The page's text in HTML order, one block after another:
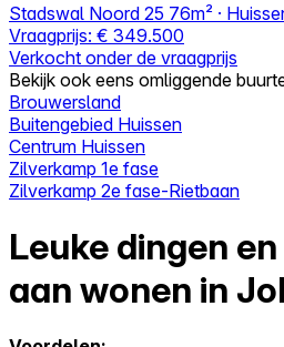
Stadswal Noord 25 76m² ·
Vraagprijs: € 349.500
Verkocht onder de vraagprijs
Bekijk ook eens omliggende
Brouwersland
Buitengebied Huissen
Centrum Huissen
Zilverkamp 1e fase
Zilverkamp 2e fase-Rietbaan
Leuke dingen
aan wonen in